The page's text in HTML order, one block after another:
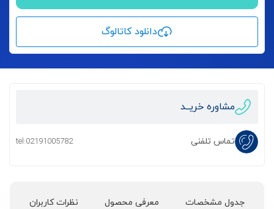
دانلود کاتالوگ
مشاوره خریــد
تماس تلفنی tel:02191005782
جدول مشخصات معرفی محصول نظرات کاربران